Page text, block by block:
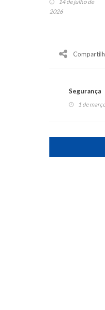
14 de julho de
2026
Segurança
1 de